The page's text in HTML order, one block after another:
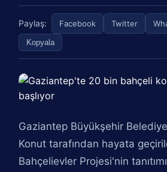
Paylaş: Facebook Twitter
Kopyala
Gaziantep Büyükşehir
Konut tarafından hayata
Bahçelievler Projesi'nin